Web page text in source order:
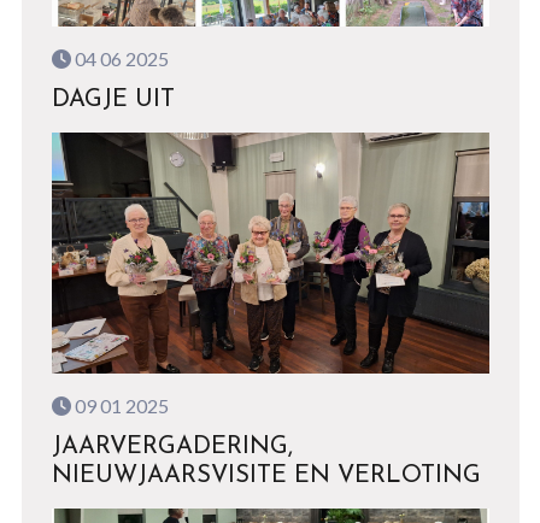
04 06 2025
DAGJE UIT
09 01 2025
JAARVERGADERING,
NIEUWJAARSVISITE EN VERLOTING